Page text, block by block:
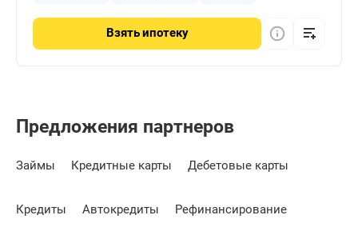
Взятьипотеку
Предложения партнеров
Займы Кредитные карты Дебетовые карты
Кредиты Автокредиты Рефинансирование